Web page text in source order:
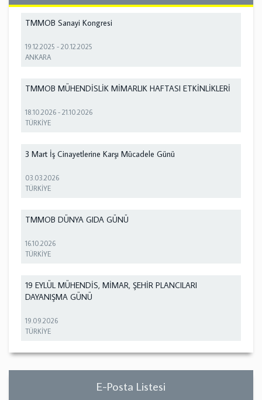
TMMOB Sanayi Kongresi
19.12.2025 -20.12.2025
ANKARA
TMMOB MÜHENDİSLİK MİMARLIK HAFTASI ETKİNLİKLERİ
18.10.2026 -21.10.2026
TÜRKİYE
3 Mart İş Cinayetlerine Karşı Mücadele Günü
03.03.2026
TÜRKİYE
TMMOB DÜNYA GIDA GÜNÜ
16.10.2026
TÜRKİYE
19 EYLÜL MÜHENDİS, MİMAR, ŞEHİR PLANCILARI
DAYANIŞMA GÜNÜ
19.09.2026
TÜRKİYE
E-Posta Listesi